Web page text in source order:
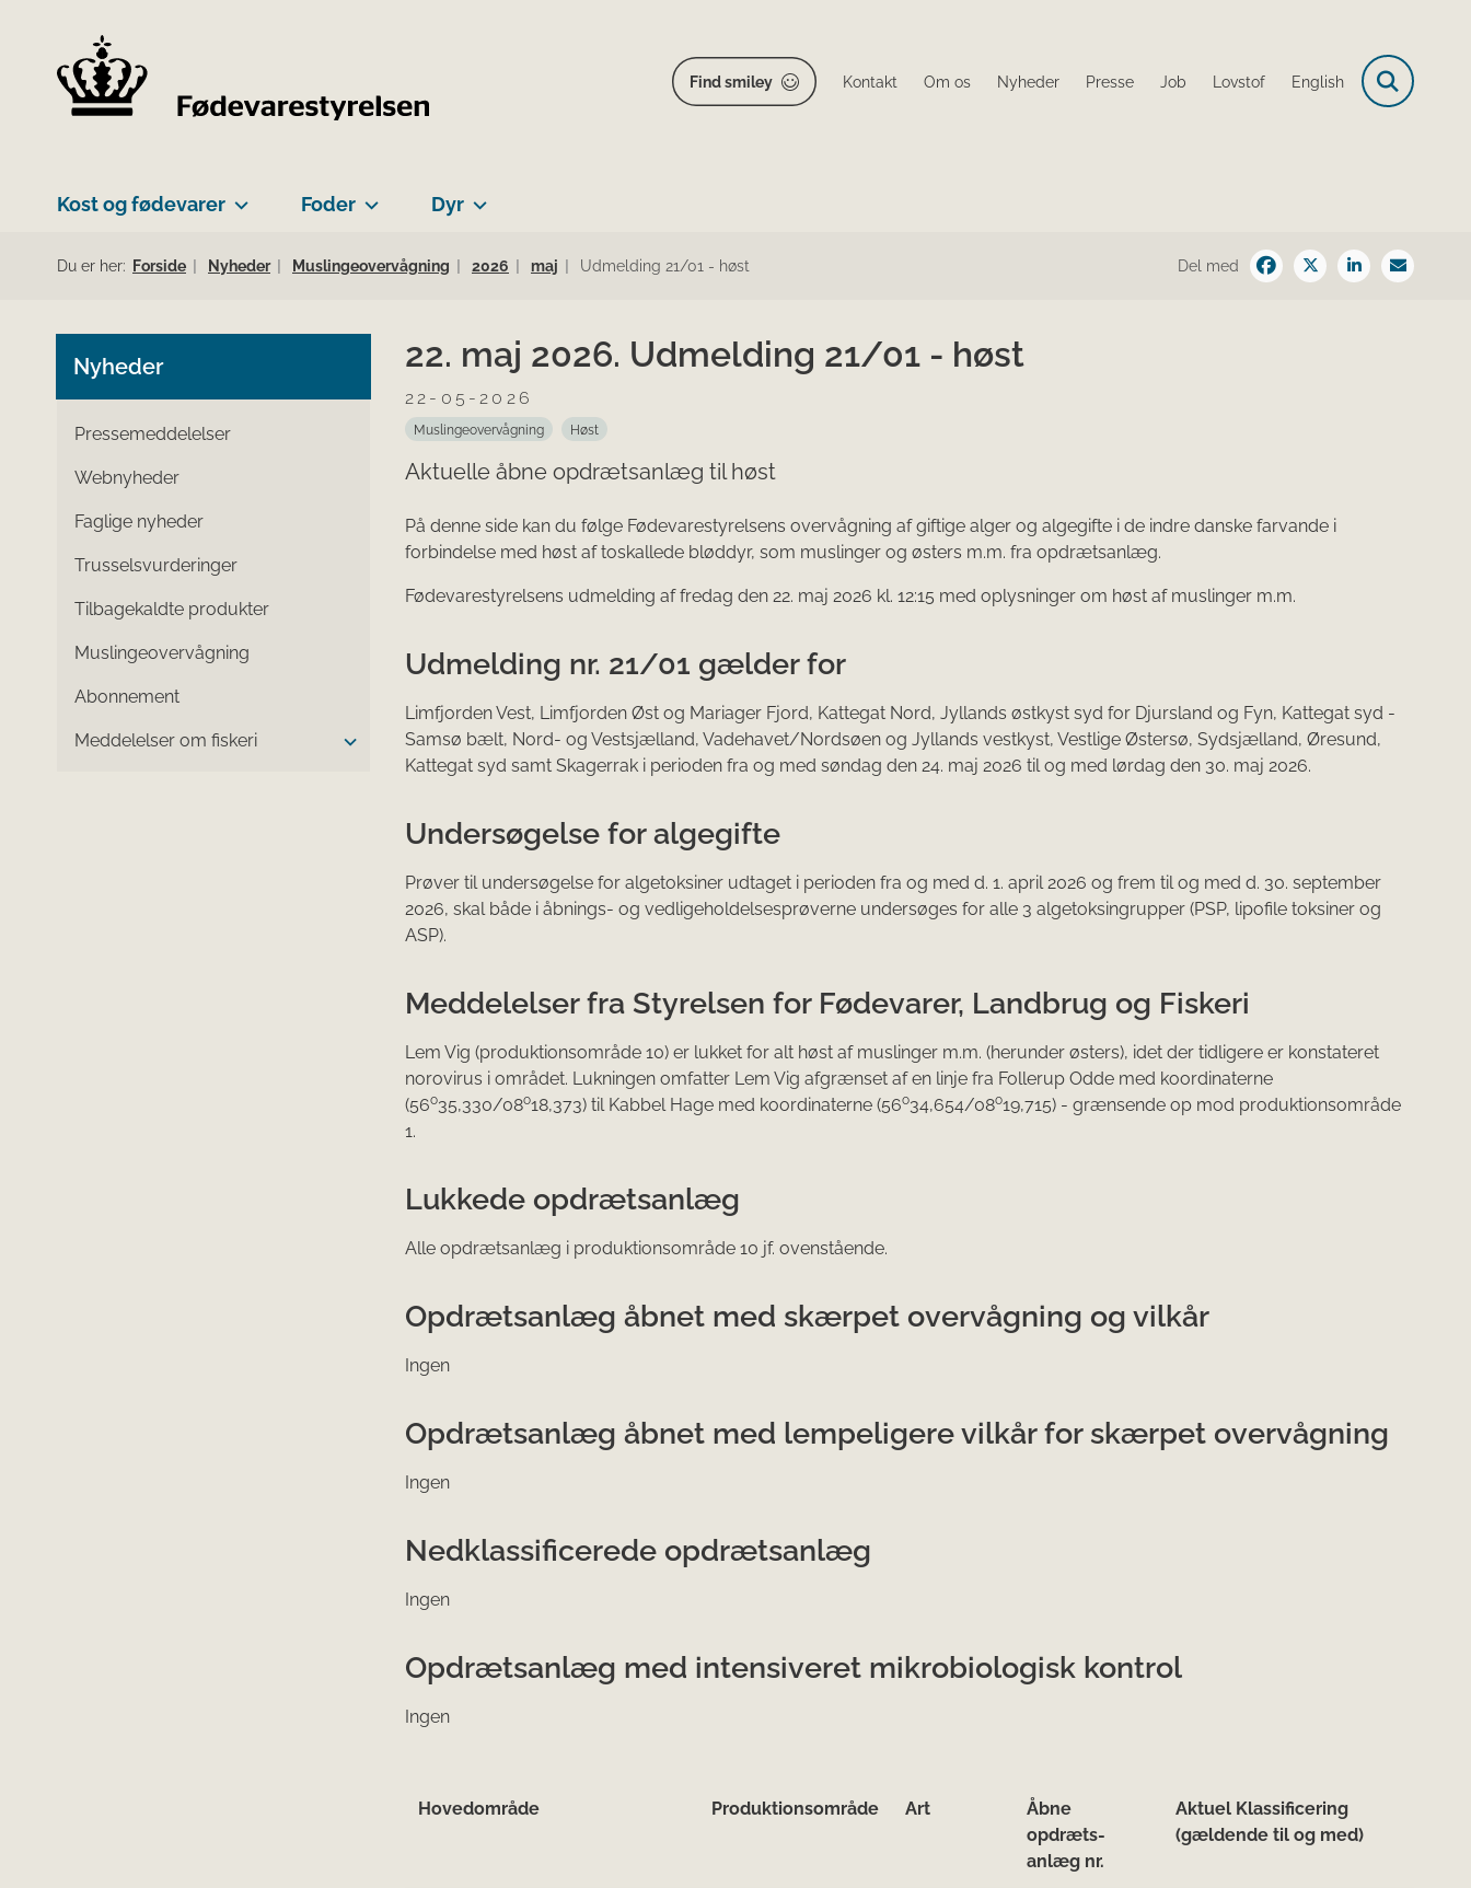
Find smiley Kontakt Om os Nyheder Presse Job Lovstof English
Kost og fødevarer Foder Dyr
Du er her: Forside Nyheder Muslingeovervågning 2026 maj Udmelding 21/01 - høst Del med
Nyheder
Pressemeddelelser
Webnyheder
Faglige nyheder
Trusselsvurderinger
Tilbagekaldte produkter
Muslingeovervågning
Abonnement
Meddelelser om fiskeri
22. maj 2026. Udmelding 21/01 - høst
22-05-2026
Muslingeovervågning Høst
Aktuelle åbne opdrætsanlæg til høst
På denne side kan du følge Fødevarestyrelsens overvågning af giftige alger og algegifte i de indre danske farvande i
forbindelse med høst af toskallede blødd​yr, som muslinger og østers m.m. fra opdrætsanlæg.
Fødevarestyrelsens udmelding af fredag den 22. maj 2026 kl. 12:15 med oplysninger om høst af muslinger m.m.
Udmelding nr. 21/01 gælder for
Limfjorden Vest, Limfjorden Øst og Mariager Fjord, Kattegat Nord, Jyllands østkyst syd for Djursland og Fyn, Kattegat syd -
Samsø bælt, Nord- og Vestsjælland, Vadehavet/Nordsøen og Jyllands vestkyst, Vestlige Østersø, Sydsjælland, Øresund,
Kattegat syd samt Skagerrak i perioden fra og med søndag den 24. maj 2026 til og med lørdag den 30. maj 2026.
Undersøgelse for algegifte
Prøver til undersøgelse for algetoksiner udtaget i perioden fra og med d. 1. april 2026 og frem til og med d. 30. september
2026, skal både i åbnings- og vedligeholdelsesprøverne undersøges for alle 3 algetoksingrupper (PSP, lipofile toksiner og
ASP).
Meddelelser fra Styrelsen for Fødevarer, Landbrug og Fiskeri
Lem Vig (produktionsområde 10) er lukket for alt høst af muslinger m.m. (herunder østers), idet der tidligere er konstateret
norovirus i området. Lukningen omfatter Lem Vig afgrænset af en linje fra Follerup Odde med koordinaterne
(56o35,330/08o18,373) til Kabbel Hage med koordinaterne (56o34,654/08o19,715) - grænsende op mod produktionsområde
1.
​Lukkede opdrætsanlæg
Alle opdrætsanlæg i produktionsområde 10 jf. ovenstående.
Opdrætsanlæg åbnet med skærpet overvågning og vilkår
Ingen
Opdrætsanlæg åbnet med lempeligere vilkår for skærpet overvågning
Ingen
Nedklassificerede opdrætsanlæg
Ingen
Opdrætsanlæg med intensiveret mikrobiologisk kontrol
Ingen
Hovedområde Produktionsområde Art
Åbne
opdræts-
anlæg nr.
Aktuel Klassificering
(gældende til og med)